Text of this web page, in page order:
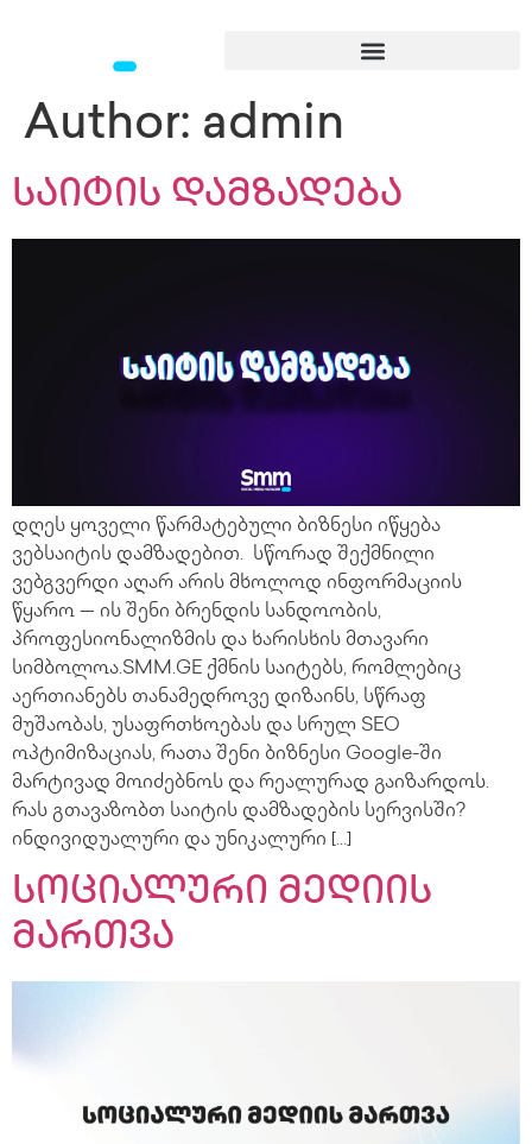
Author: admin
საიტის დამზადება
დღეს ყოველი წარმატებული ბიზნესი იწყება
ვებსაიტის დამზადებით. სწორად შექმნილი
ვებგვერდი აღარ არის მხოლოდ ინფორმაციის
წყარო — ის შენი ბრენდის სანდოობის,
პროფესიონალიზმის და ხარისხის მთავარი
სიმბოლოა.SMM.GE ქმნის საიტებს, რომლებიც
აერთიანებს თანამედროვე დიზაინს, სწრაფ
მუშაობას, უსაფრთხოებას და სრულ SEO
ოპტიმიზაციას, რათა შენი ბიზნესი Google-ში
მარტივად მოიძებნოს და რეალურად გაიზარდოს.
რას გთავაზობთ საიტის დამზადების სერვისში?
ინდივიდუალური და უნიკალური […]
სოციალური მედიის
მართვა